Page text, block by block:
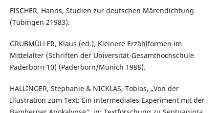
FISCHER, Hanns, Studien zur deutschen Märendichtung
(Tübingen 21983).
GRUBMÜLLER, Klaus (ed.), Kleinere Erzählformen im
Mittelalter (Schriften der Universität-Gesamthochschule
Paderborn 10) (Paderborn/Munich 1988).
HALLINGER, Stephanie & NICKLAS, Tobias, „Von der
Illustration zum Text: Ein intermediales Experiment mit der